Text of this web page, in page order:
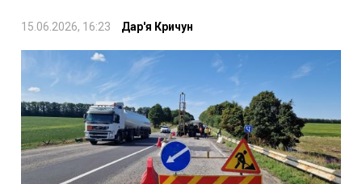
15.06.2026, 16:23 Дар'я Кричун